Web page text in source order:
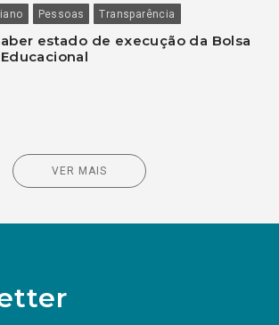
Pessoas Transparência
estado de execução da Bolsa
VER MAIS